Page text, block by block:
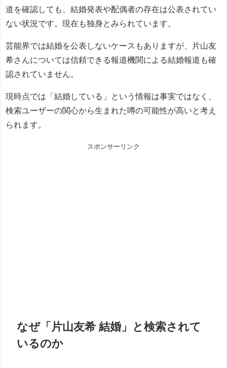
道を確認しても、結婚発表や配偶者の存在は公表されてい
ない状況です。現在も独身とみられています。
芸能界では結婚を公表しないケースもありますが、片山友
希さんについては信頼できる報道機関による結婚報道も確
認されていません。
現時点では「結婚している」という情報は事実ではなく、
検索ユーザーの関心から生まれた噂の可能性が高いと考え
られます。
スポンサーリンク
なぜ「片山友希 結婚」と検索されて
いるのか